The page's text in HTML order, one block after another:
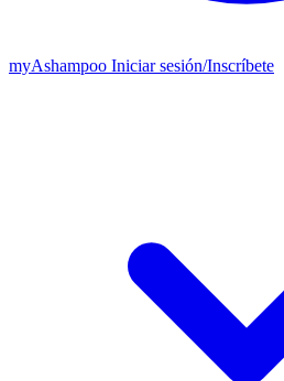
myAshampoo Iniciar sesión/Inscríbete